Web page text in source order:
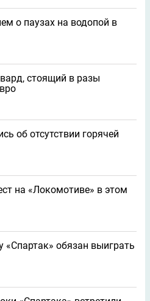
о паузах на водопой в
стоящий в разы
об отсутствии горячей
на «Локомотиве» в этом
обязан выиграть